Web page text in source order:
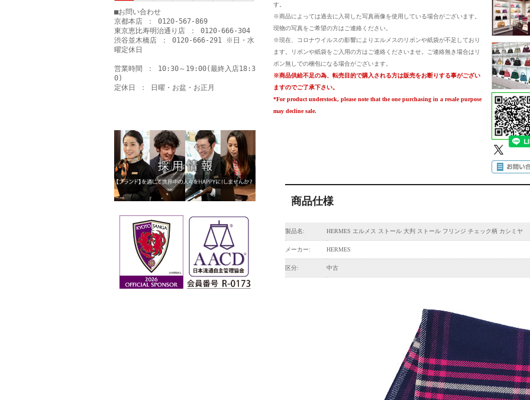
す。
※商品によっては過去に入荷した写真画像を使用している場合がございます。
現物の写真をご希望の方はご連絡ください。
※現在、コロナウイルスの影響によりエルメスのリボンや紙袋が不足しており
ます。リボンや紙袋をご入用の方はご連絡くださいませ。ご連絡無き場合はリ
ボン無しでの梱包になる場合がございます。
※商品供給不足の為、転売目的で購入される方は販売をお断りする事がござい
ますのでご了承下さい。
*For product understock, please note that the one purchasing in a resale purpose
may decline sale.
商品仕様
製品名: HERMES エルメス ストール 大判 ストール フリンジ チェック柄 カシミヤ
メーカー: HERMES
区分: 中古
■お問い合わせ
京都本店 ： 0120-567-869
東京恵比寿明治通り店 ： 0120-666-304
渋谷並木橋店 ： 0120-666-291 ※日・水
曜定休日
営業時間 ： 10:30～19:00(最終入店18:3
0)
定休日 ： 日曜・お盆・お正月